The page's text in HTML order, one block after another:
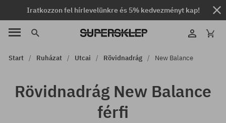
Iratkozzon fel hírlevelünkre és 5% kedvezményt kap!
Start Ruházat Utcai Rövidnadrág New Balance
Rövidnadrág New Balance
férfi